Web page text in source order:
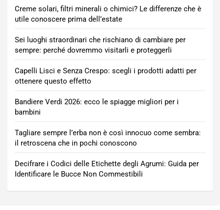
Creme solari, filtri minerali o chimici? Le differenze che è
utile conoscere prima dell’estate
Sei luoghi straordinari che rischiano di cambiare per
sempre: perché dovremmo visitarli e proteggerli
Capelli Lisci e Senza Crespo: scegli i prodotti adatti per
ottenere questo effetto
Bandiere Verdi 2026: ecco le spiagge migliori per i
bambini
Tagliare sempre l’erba non è così innocuo come sembra:
il retroscena che in pochi conoscono
Decifrare i Codici delle Etichette degli Agrumi: Guida per
Identificare le Bucce Non Commestibili